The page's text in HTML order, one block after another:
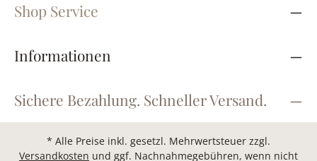
Shop Service
Informationen
Sichere Bezahlung. Schneller Versand.
* Alle Preise inkl. gesetzl. Mehrwertsteuer zzgl.
Versandkosten und ggf. Nachnahmegebühren, wenn nicht